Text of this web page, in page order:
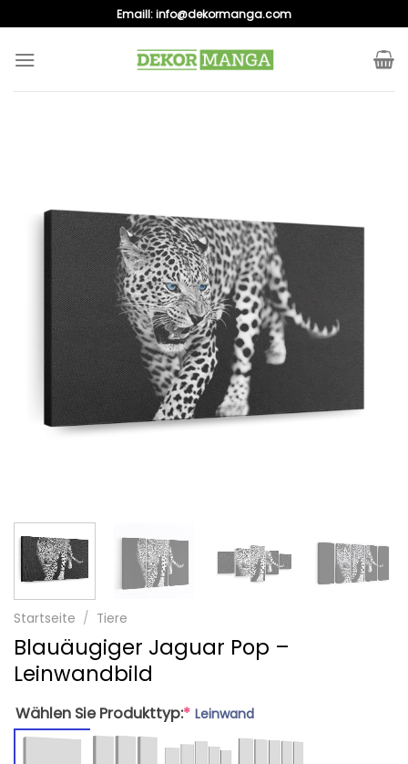
to
content
Emaill:info@dekormanga.com
Startseite / Tiere
Blauäugiger Jaguar Pop –
Leinwandbild
Wählen Sie Produkttyp:* Leinwand